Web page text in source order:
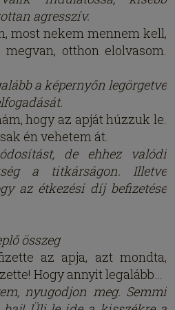
agresszív.
most nekem mennem kell,
otthon elolvasom.
a képernyőn legörgetve
hogy az apját húzzuk le.
én vehetem át.
de ehhez valódi
a titkárságon. Illetve
az étkezési díj befizetése
összeg
az apja, azt mondta,
Hogy annyit legalább…
nyugodjon meg. Semmi